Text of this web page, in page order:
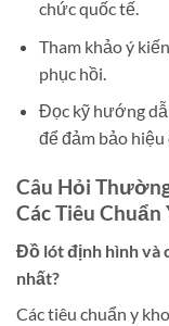
chức quốc tế.
Tham khảo ý
phục hồi.
Đọc kỹ hướng
để đảm bảo hiệu
Câu Hỏi
Các Tiêu Chuẩn
Đồ lót định hình và
nhất?
Các tiêu chuẩn y